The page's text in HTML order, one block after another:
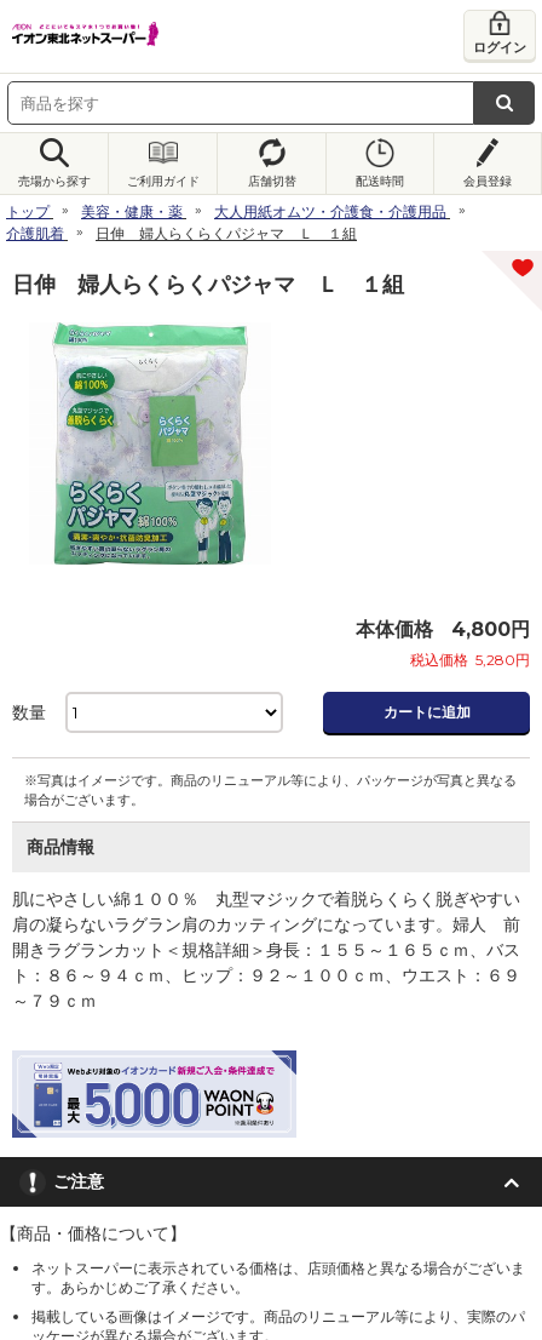
ログイン
売場から探す ご利用ガイド 店舗切替 配送時間 会員登録
トップ 美容・健康・薬
大人用紙オムツ・介護食・介護用品
介護肌着
日伸 婦人らくらくパジャマ Ｌ １組
日伸 婦人らくらくパジャマ Ｌ １組
本体価格 4,800円
税込価格 5,280円
数量 カートに追加
※写真はイメージです。商品のリニューアル等により、パッケージが写真と異なる
場合がございます。
商品情報
肌にやさしい綿１００％ 丸型マジックで着脱らくらく脱ぎやすい
肩の凝らないラグラン肩のカッティングになっています。婦人 前
開きラグランカット＜規格詳細＞身長：１５５～１６５ｃｍ、バス
ト：８６～９４ｃｍ、ヒップ：９２～１００ｃｍ、ウエスト：６９
～７９ｃｍ
ご注意
【商品・価格について】
ネットスーパーに表示されている価格は、店頭価格と異なる場合がございま
す。あらかじめご了承ください。
掲載している画像はイメージです。商品のリニューアル等により、実際のパ
ッケージが異なる場合がございます。